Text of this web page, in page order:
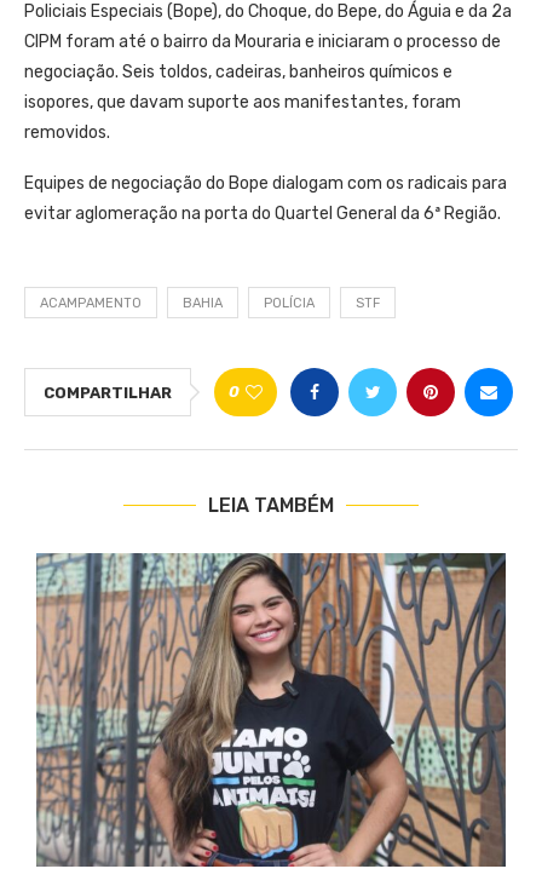
Policiais Especiais (Bope), do Choque, do Bepe, do Águia e da 2a
CIPM foram até o bairro da Mouraria e iniciaram o processo de
negociação. Seis toldos, cadeiras, banheiros químicos e
isopores, que davam suporte aos manifestantes, foram
removidos.
Equipes de negociação do Bope dialogam com os radicais para
evitar aglomeração na porta do Quartel General da 6ª Região.
ACAMPAMENTO BAHIA POLÍCIA STF
COMPARTILHAR 0
LEIA TAMBÉM